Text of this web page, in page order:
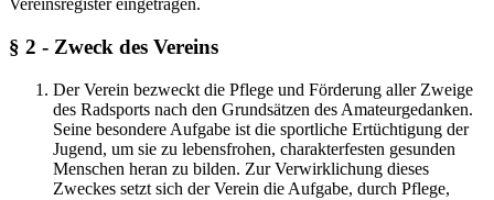
Vereinsregister eingetragen.
§ 2 - Zweck des Vereins
Der Verein bezweckt die Pflege und Förderung aller Zweige
des Radsports nach den Grundsätzen des Amateurgedanken.
Seine besondere Aufgabe ist die sportliche Ertüchtigung der
Jugend, um sie zu lebensfrohen, charakterfesten gesunden
Menschen heran zu bilden. Zur Verwirklichung dieses
Zweckes setzt sich der Verein die Aufgabe, durch Pflege,